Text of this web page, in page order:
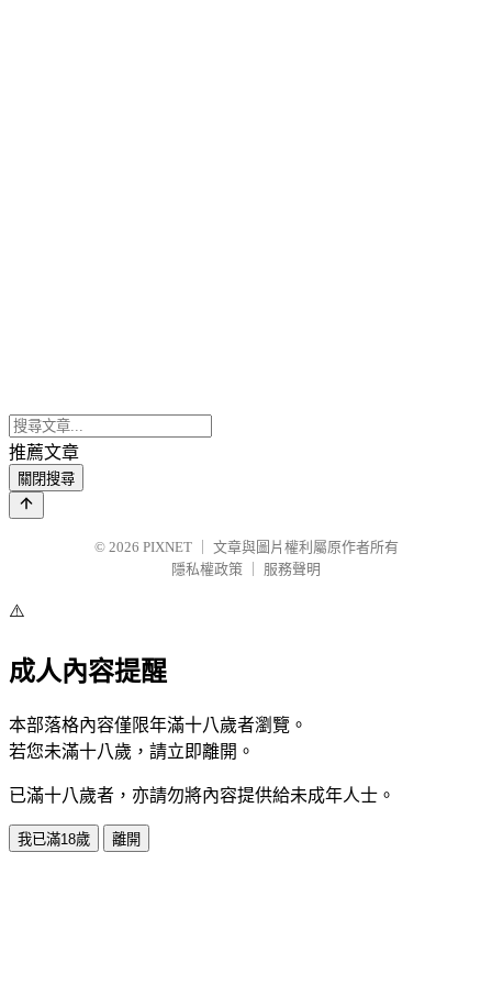
推薦文章
關閉搜尋
© 2026 PIXNET
文章與圖片權利屬原作者所有
隱私權政策
服務聲明
⚠️
成人內容提醒
本部落格內容僅限年滿十八歲者瀏覽。
若您未滿十八歲，請立即離開。
已滿十八歲者，亦請勿將內容提供給未成年人士。
我已滿18歲 離開